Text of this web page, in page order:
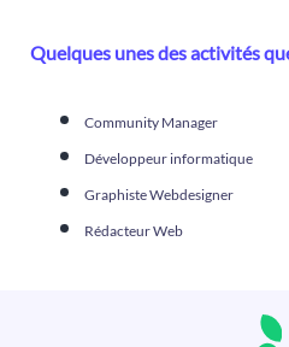
Quelques unes des activités
Community Manager
Développeur informatique
Graphiste Webdesigner
Rédacteur Web